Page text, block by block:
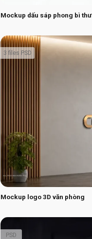
Mockup dấu sáp phong bì thư
Mockup logo 3D văn phòng
3 files PSD
PSD